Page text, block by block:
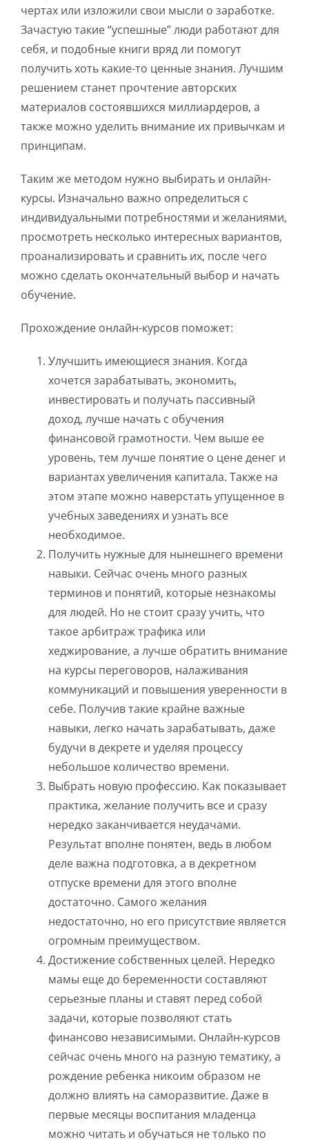
чертах или изложили свои мысли о заработке.
Зачастую такие “успешные” люди работают для
себя, и подобные книги вряд ли помогут
получить хоть какие-то ценные знания. Лучшим
решением станет прочтение авторских
материалов состоявшихся миллиардеров, а
также можно уделить внимание их привычкам и
принципам.
Таким же методом нужно выбирать и онлайн-
курсы. Изначально важно определиться с
индивидуальными потребностями и желаниями,
просмотреть несколько интересных вариантов,
проанализировать и сравнить их, после чего
можно сделать окончательный выбор и начать
обучение.
Прохождение онлайн-курсов поможет:
Улучшить имеющиеся знания. Когда
хочется зарабатывать, экономить,
инвестировать и получать пассивный
доход, лучше начать с обучения
финансовой грамотности. Чем выше ее
уровень, тем лучше понятие о цене денег и
вариантах увеличения капитала. Также на
этом этапе можно наверстать упущенное в
учебных заведениях и узнать все
необходимое.
Получить нужные для нынешнего времени
навыки. Сейчас очень много разных
терминов и понятий, которые незнакомы
для людей. Но не стоит сразу учить, что
такое арбитраж трафика или
хеджирование, а лучше обратить внимание
на курсы переговоров, налаживания
коммуникаций и повышения уверенности в
себе. Получив такие крайне важные
навыки, легко начать зарабатывать, даже
будучи в декрете и уделяя процессу
небольшое количество времени.
Выбрать новую профессию. Как показывает
практика, желание получить все и сразу
нередко заканчивается неудачами.
Результат вполне понятен, ведь в любом
деле важна подготовка, а в декретном
отпуске времени для этого вполне
достаточно. Самого желания
недостаточно, но его присутствие является
огромным преимуществом.
Достижение собственных целей. Нередко
мамы еще до беременности составляют
серьезные планы и ставят перед собой
задачи, которые позволяют стать
финансово независимыми. Онлайн-курсов
сейчас очень много на разную тематику, а
рождение ребенка никоим образом не
должно влиять на саморазвитие. Даже в
первые месяцы воспитания младенца
можно читать и обучаться не только по